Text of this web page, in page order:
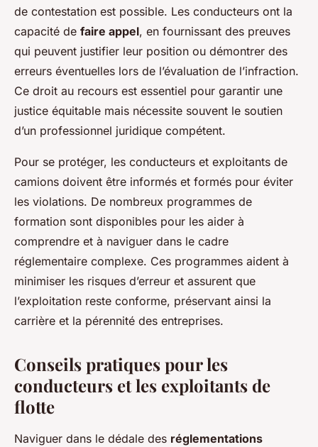
de contestation est possible. Les conducteurs ont la
capacité de faire appel, en fournissant des preuves
qui peuvent justifier leur position ou démontrer des
erreurs éventuelles lors de l’évaluation de l’infraction.
Ce droit au recours est essentiel pour garantir une
justice équitable mais nécessite souvent le soutien
d’un professionnel juridique compétent.
Pour se protéger, les conducteurs et exploitants de
camions doivent être informés et formés pour éviter
les violations. De nombreux programmes de
formation sont disponibles pour les aider à
comprendre et à naviguer dans le cadre
réglementaire complexe. Ces programmes aident à
minimiser les risques d’erreur et assurent que
l’exploitation reste conforme, préservant ainsi la
carrière et la pérennité des entreprises.
Conseils pratiques pour les
conducteurs et les exploitants de
flotte
Naviguer dans le dédale des réglementations